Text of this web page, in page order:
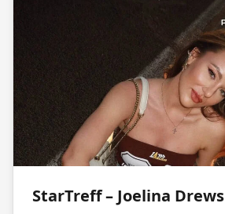
StarTreff – Joelina Drews